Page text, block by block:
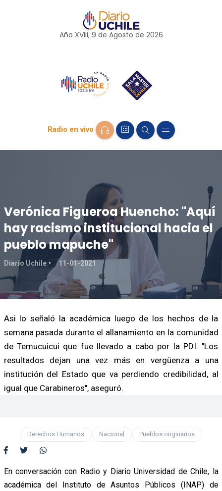
Año XVIII, 9 de Agosto de 2026
Radio en vivo
Verónica Figueroa Huencho: "Aquí
hay racismo institucional hacia el
pueblo mapuche"
Diario Uchile 11-01-2021
Asi lo señaló la académica luego de los hechos de la
semana pasada durante el allanamiento en la comunidad
de Temucuicui que fue llevado a cabo por la PDI: "Los
resultados dejan una vez más en vergüenza a una
institución del Estado que va perdiendo credibilidad, al
igual que Carabineros", aseguró.
Derechos Humanos Nacional Pueblos originarios
En conversación con Radio y Diario Universidad de Chile, la
académica del Instituto de Asuntos Públicos (INAP) de